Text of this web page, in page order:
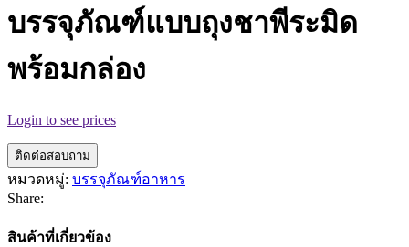
บรรจุภัณฑ์แบบถุงชาพีระมิด
พร้อมกล่อง
Login to see prices
ติดต่อสอบถาม
หมวดหมู่: บรรจุภัณฑ์อาหาร
Share:
สินค้าที่เกี่ยวข้อง